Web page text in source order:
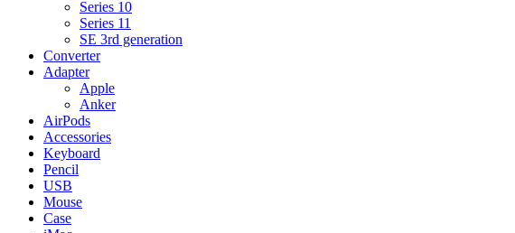
Series 10
Series 11
SE 3rd generation
Converter
Adapter
Apple
Anker
AirPods
Accessories
Keyboard
Pencil
USB
Mouse
Case